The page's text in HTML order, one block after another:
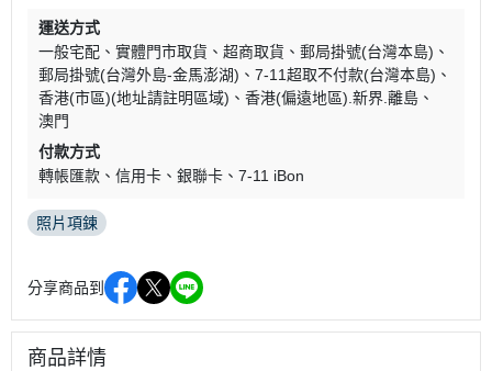
運送方式
一般宅配
實體門市取貨 超商取貨
郵局掛號(台灣本島)
郵局掛號(台灣外島-金馬澎湖)
7-11超取不付款(台灣本島)
香港(市區)(地址請註明區域)
香港(偏遠地區).新界.離島
澳門
付款方式
轉帳匯款
信用卡 銀聯卡 7-11 iBon
照片項鍊
分享商品到
商品詳情